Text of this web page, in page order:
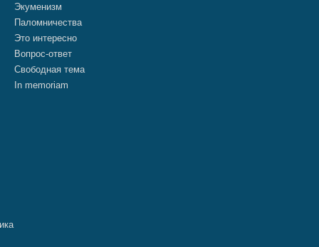
Экуменизм
Паломничества
Это интересно
Вопрос-ответ
Свободная тема
In memoriam